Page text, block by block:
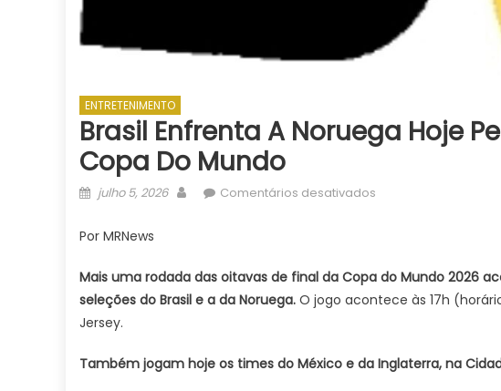
ENTRETENIMENTO
Brasil Enfrenta A Noruega Hoje
Copa Do Mundo
Posted
julho 5, 2026 AuthorComentários desativados
Noruega
hoje
de
Por MRNews
Mais uma rodada das oitavas de final da Copa do Mundo 2026
seleções do Brasil e a da Noruega. O jogo acontece às 17h
Jersey.
Também jogam hoje os times do México e da Inglaterra, na